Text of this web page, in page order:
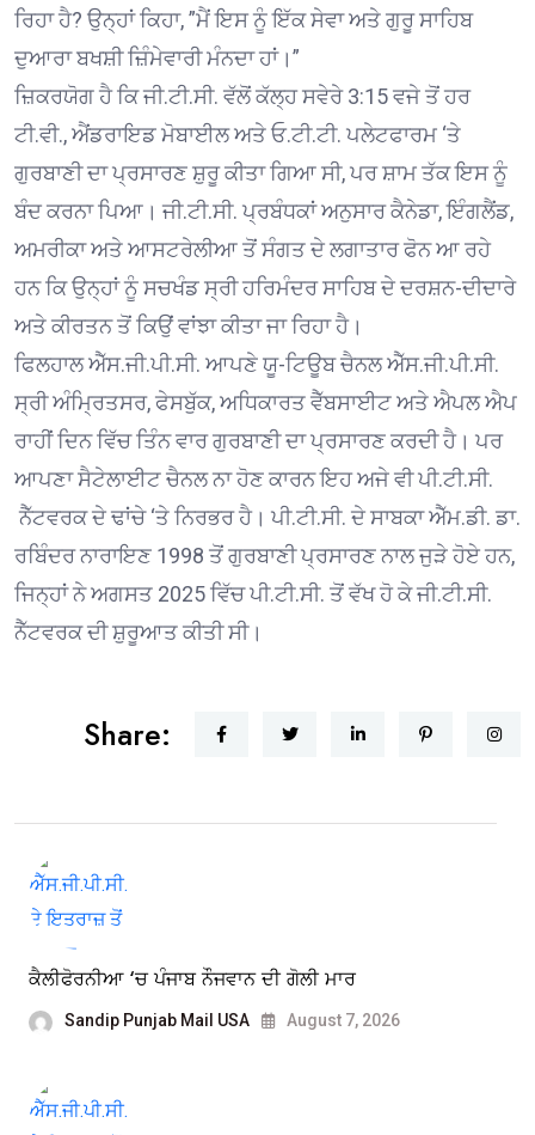
ਰਿਹਾ ਹੈ? ਉਨ੍ਹਾਂ ਕਿਹਾ, ”ਮੈਂ ਇਸ ਨੂੰ ਇੱਕ ਸੇਵਾ ਅਤੇ ਗੁਰੂ ਸਾਹਿਬ
ਦੁਆਰਾ ਬਖਸ਼ੀ ਜ਼ਿੰਮੇਵਾਰੀ ਮੰਨਦਾ ਹਾਂ।”
ਜ਼ਿਕਰਯੋਗ ਹੈ ਕਿ ਜੀ.ਟੀ.ਸੀ. ਵੱਲੋਂ ਕੱਲ੍ਹ ਸਵੇਰੇ 3:15 ਵਜੇ ਤੋਂ ਹਰ
ਟੀ.ਵੀ., ਐਂਡਰਾਇਡ ਮੋਬਾਈਲ ਅਤੇ ਓ.ਟੀ.ਟੀ. ਪਲੇਟਫਾਰਮ ‘ਤੇ
ਗੁਰਬਾਣੀ ਦਾ ਪ੍ਰਸਾਰਣ ਸ਼ੁਰੂ ਕੀਤਾ ਗਿਆ ਸੀ, ਪਰ ਸ਼ਾਮ ਤੱਕ ਇਸ ਨੂੰ
ਬੰਦ ਕਰਨਾ ਪਿਆ। ਜੀ.ਟੀ.ਸੀ. ਪ੍ਰਬੰਧਕਾਂ ਅਨੁਸਾਰ ਕੈਨੇਡਾ, ਇੰਗਲੈਂਡ,
ਅਮਰੀਕਾ ਅਤੇ ਆਸਟਰੇਲੀਆ ਤੋਂ ਸੰਗਤ ਦੇ ਲਗਾਤਾਰ ਫੋਨ ਆ ਰਹੇ
ਹਨ ਕਿ ਉਨ੍ਹਾਂ ਨੂੰ ਸਚਖੰਡ ਸ੍ਰੀ ਹਰਿਮੰਦਰ ਸਾਹਿਬ ਦੇ ਦਰਸ਼ਨ-ਦੀਦਾਰੇ
ਅਤੇ ਕੀਰਤਨ ਤੋਂ ਕਿਉਂ ਵਾਂਝਾ ਕੀਤਾ ਜਾ ਰਿਹਾ ਹੈ।
ਫਿਲਹਾਲ ਐੱਸ.ਜੀ.ਪੀ.ਸੀ. ਆਪਣੇ ਯੂ-ਟਿਊਬ ਚੈਨਲ ਐੱਸ.ਜੀ.ਪੀ.ਸੀ.
ਸ੍ਰੀ ਅੰਮ੍ਰਿਤਸਰ, ਫੇਸਬੁੱਕ, ਅਧਿਕਾਰਤ ਵੈੱਬਸਾਈਟ ਅਤੇ ਐਪਲ ਐਪ
ਰਾਹੀਂ ਦਿਨ ਵਿੱਚ ਤਿੰਨ ਵਾਰ ਗੁਰਬਾਣੀ ਦਾ ਪ੍ਰਸਾਰਣ ਕਰਦੀ ਹੈ। ਪਰ
ਆਪਣਾ ਸੈਟੇਲਾਈਟ ਚੈਨਲ ਨਾ ਹੋਣ ਕਾਰਨ ਇਹ ਅਜੇ ਵੀ ਪੀ.ਟੀ.ਸੀ.
ਨੈੱਟਵਰਕ ਦੇ ਢਾਂਚੇ ‘ਤੇ ਨਿਰਭਰ ਹੈ। ਪੀ.ਟੀ.ਸੀ. ਦੇ ਸਾਬਕਾ ਐੱਮ.ਡੀ. ਡਾ.
ਰਬਿੰਦਰ ਨਾਰਾਇਣ 1998 ਤੋਂ ਗੁਰਬਾਣੀ ਪ੍ਰਸਾਰਣ ਨਾਲ ਜੁੜੇ ਹੋਏ ਹਨ,
ਜਿਨ੍ਹਾਂ ਨੇ ਅਗਸਤ 2025 ਵਿੱਚ ਪੀ.ਟੀ.ਸੀ. ਤੋਂ ਵੱਖ ਹੋ ਕੇ ਜੀ.ਟੀ.ਸੀ.
ਨੈੱਟਵਰਕ ਦੀ ਸ਼ੁਰੂਆਤ ਕੀਤੀ ਸੀ।
Share:
ਕੈਲੀਫੋਰਨੀਆ ‘ਚ ਪੰਜਾਬ ਨੌਜਵਾਨ ਦੀ ਗੋਲੀ ਮਾਰ
Sandip Punjab Mail USA August 7, 2026